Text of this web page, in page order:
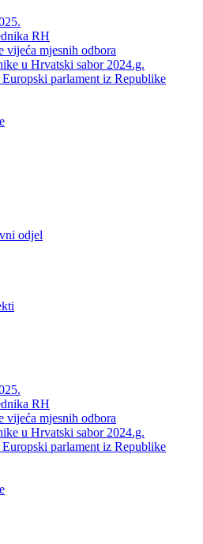
RH
vijeća mjesnih odbora
u Hrvatski sabor 2024.g.
parlament iz Republike
odjel
RH
vijeća mjesnih odbora
u Hrvatski sabor 2024.g.
parlament iz Republike